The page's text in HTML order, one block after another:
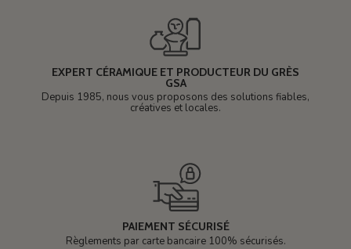
EXPERT CÉRAMIQUE ET PRODUCTEUR DU GRÈS
GSA
Depuis 1985, nous vous proposons des solutions fiables,
créatives et locales.
PAIEMENT SÉCURISÉ
Règlements par carte bancaire 100% sécurisés.